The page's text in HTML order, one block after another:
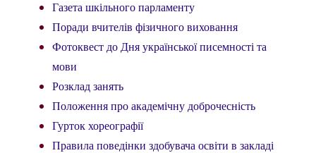
Газета шкільного парламенту
Поради вчителів фізичного виховання
Фотоквест до Дня української писемності та
мови
Розклад занять
Положення про академічну доброчесність
Гурток хореографії
Правила поведінки здобувача освіти в закладі